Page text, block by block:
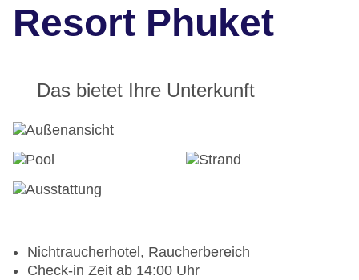
Resort Phuket
Das bietet Ihre Unterkunft
Nichtraucherhotel, Raucherbereich
Check-in Zeit ab 14:00 Uhr